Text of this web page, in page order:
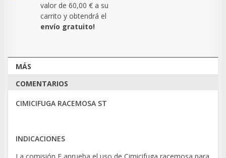
valor de 60,00 € a su
carrito y obtendrá el
envío gratuito!
MÁS
COMENTARIOS
CIMICIFUGA RACEMOSA ST
INDICACIONES